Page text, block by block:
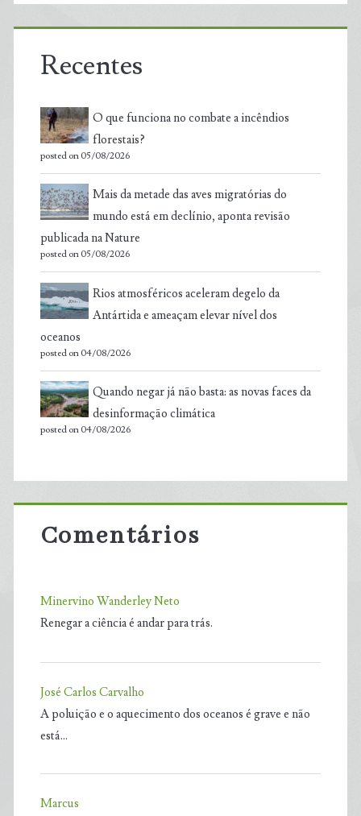
Recentes
O que funciona no combate a incêndios
florestais?
posted on 05/08/2026
Mais da metade das aves migratórias do
mundo está em declínio, aponta revisão
publicada na Nature
posted on 05/08/2026
Rios atmosféricos aceleram degelo da
Antártida e ameaçam elevar nível dos
oceanos
posted on 04/08/2026
Quando negar já não basta: as novas faces da
desinformação climática
posted on 04/08/2026
Comentários
Minervino Wanderley Neto
Renegar a ciência é andar para trás.
José Carlos Carvalho
A poluição e o aquecimento dos oceanos é grave e não
está…
Marcus